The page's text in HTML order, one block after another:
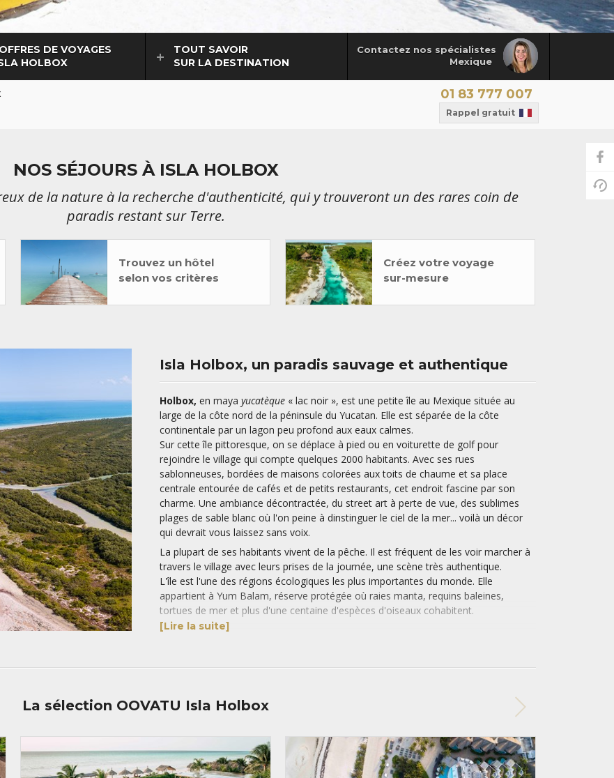
Contactez nos spécialistes
Mexique
DE VOYAGES
HOLBOX
TOUT SAVOIR
SUR LA DESTINATION
01 83 777 007
Rappel gratuit
NOS SÉJOURS À ISLA HOLBOX
de la nature à la recherche d'authenticité, qui y trouveront un des rares coin de
paradis restant sur Terre.
Trouvez un hôtel
selon vos critères
Créez votre voyage
sur-mesure
Isla Holbox, un paradis sauvage et authentique
Holbox, en maya yucatèque « lac noir », est une petite île au Mexique située au
large de la côte nord de la péninsule du Yucatan. Elle est séparée de la côte
continentale par un lagon peu profond aux eaux calmes.
Sur cette île pittoresque, on se déplace à pied ou en voiturette de golf pour
rejoindre le village qui compte quelques 2000 habitants. Avec ses rues
sablonneuses, bordées de maisons colorées aux toits de chaume et sa place
centrale entourée de cafés et de petits restaurants, cet endroit fascine par son
charme. Une ambiance décontractée, du street art à perte de vue, des sublimes
plages de sable blanc où l'on peine à dinstinguer le ciel de la mer... voilà un décor
qui devrait vous laissez sans voix.
La plupart de ses habitants vivent de la pêche. Il est fréquent de les voir marcher à
travers le village avec leurs prises de la journée, une scène très authentique.
L'île est l'une des régions écologiques les plus importantes du monde. Elle
appartient à Yum Balam, réserve protégée où raies manta, requins baleines,
tortues de mer et plus d'une centaine d'espèces d'oiseaux cohabitent.
L'attraction principale de l’île est la nage avec le requin-baleine. Ces créatures
trépidante de Cancun. Aucune grosse structure hôtelière ne vient gâcher son
paysage et on y vit au rythme de la nature. La gastronomie locale est
des plats emblématiques de l'île est l'étonnante pizza au homard.
[Lire la suite]
La sélection OOVATU Isla Holbox